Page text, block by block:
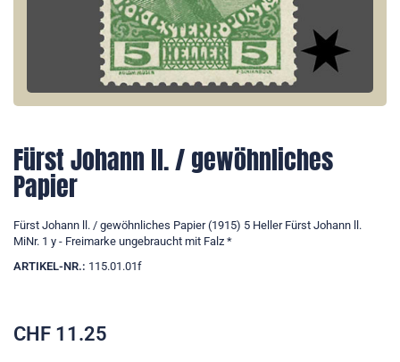
Fürst Johann ll. / gewöhnliches
Papier
Fürst Johann ll. / gewöhnliches Papier (1915) 5 Heller Fürst Johann ll.
MiNr. 1 y - Freimarke ungebraucht mit Falz *
ARTIKEL-NR.: 115.01.01f
CHF 11.25